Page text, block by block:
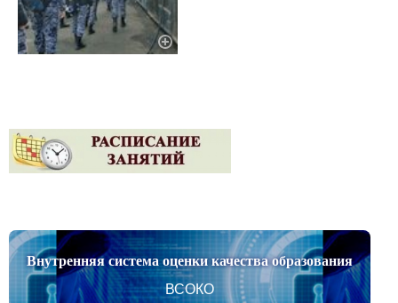
Внутренняя система оценки качества образования
ВСОКО